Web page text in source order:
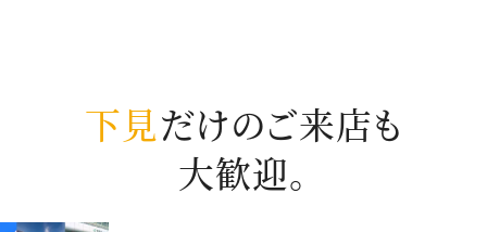
下見だけのご来店も
大歓迎。